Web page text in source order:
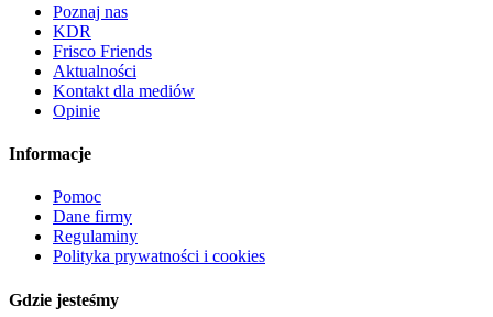
Poznaj nas
KDR
Frisco Friends
Aktualności
Kontakt dla mediów
Opinie
Informacje
Pomoc
Dane firmy
Regulaminy
Polityka prywatności i cookies
Gdzie jesteśmy